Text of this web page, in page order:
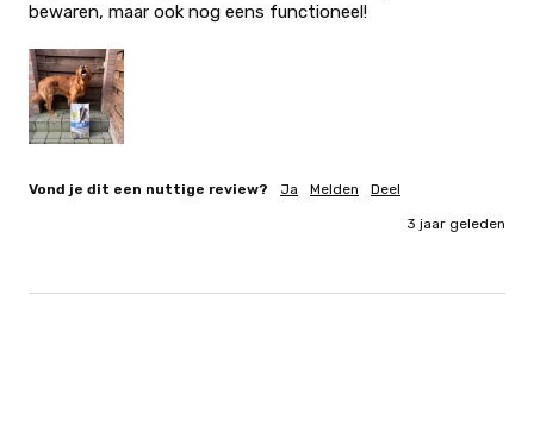
bewaren, maar ook nog eens functioneel!
Vond je dit een nuttige review? Ja Melden Deel
3 jaar geleden